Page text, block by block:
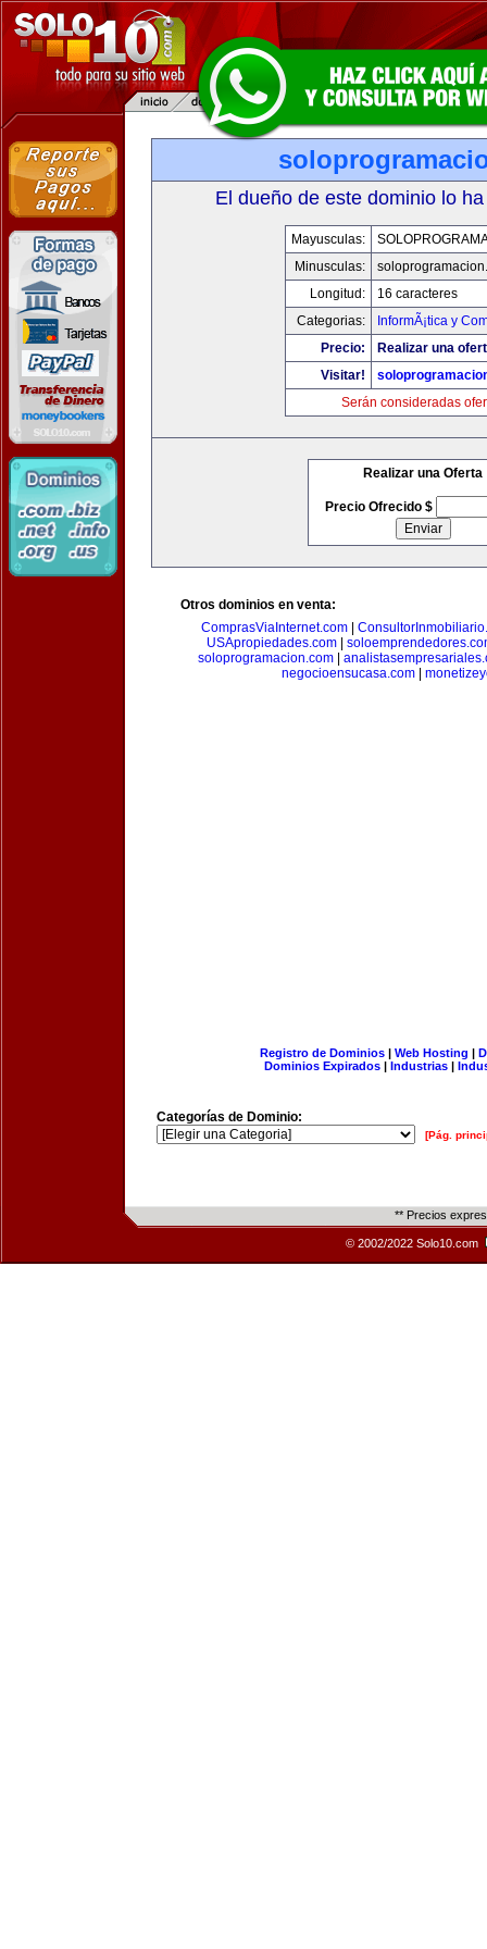
El dueño de este dominio lo
Mayusculas:
Minusculas:
Longitud:
16 caracteres
Categorias:
InformÃ¡tica y
Precio:
Realizar una
Visitar!
Serán consideradas
Realizar una Oferta
Precio Ofrecido $
Otros dominios en venta:
ComprasViaInternet.com
USApropiedades.com
soloprogramacion.com
negocioensucasa.com|
Registro de Dominios| Web Hosting |
Dominios Expirados | Industrias |
Categorías de Dominio:
[Pág.
** Precios
© 2002/2022 Solo10.com